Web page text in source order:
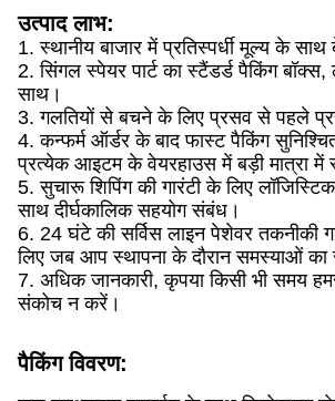
उत्पाद लाभ:
1. स्थानीय बाजार में प्रतिस्पर्धी मूल्य के साथ
2. सिंगल स्पेयर पार्ट का स्टैंडर्ड पैकिंग बॉक्स,
साथ।
3. गलतियों से बचने के लिए प्रसव से पहले
4. कन्फर्म ऑर्डर के बाद फास्ट पैकिंग
प्रत्येक आइटम के वेयरहाउस में बड़ी मात्रा में
5. सुचारू शिपिंग की गारंटी के लिए
साथ दीर्घकालिक सहयोग संबंध।
6. 24 घंटे की सर्विस लाइन पेशेवर तकनीकी
लिए जब आप स्थापना के दौरान समस्याओं का
7. अधिक जानकारी, कृपया किसी भी समय
संकोच न करें।
पैकिंग विवरण: